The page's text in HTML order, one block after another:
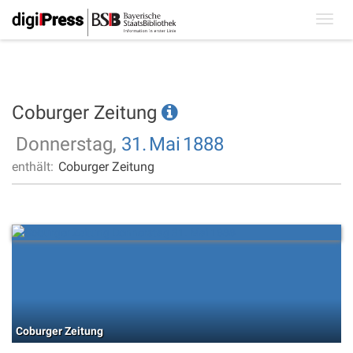
Coburger Zeitung
Donnerstag, 31. Mai 1888
enthält: Coburger Zeitung
Coburger Zeitung